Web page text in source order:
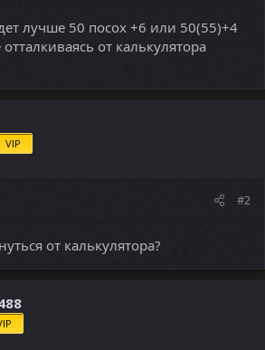
лучше 50 посох +6 или 50(55)+4
от калькулятора
VIP
#2
от калькулятора?